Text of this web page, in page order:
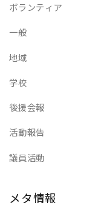
ボランティア
一般
地域
学校
後援会報
活動報告
議員活動
メタ情報